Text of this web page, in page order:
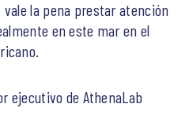
vale la pena prestar atención
en este mar en el
ejecutivo de AthenaLab